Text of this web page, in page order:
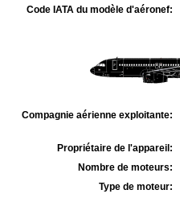
Code IATA du modèle d'aéronef:
Compagnie aérienne exploitante:
Propriétaire de l'appareil:
Nombre de moteurs:
Type de moteur: